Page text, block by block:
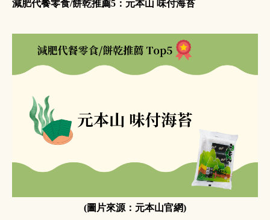
減肥代餐零食/餅乾推薦5 ：元本山 味付海苔
(圖片來源：元本山官網)